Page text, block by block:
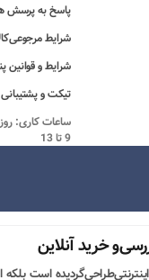
پاسخ به پرسش
شرایط
شرایط و قوانین
تیکت و پشتیبانی
9 تا 13
خرید آنلاین
است